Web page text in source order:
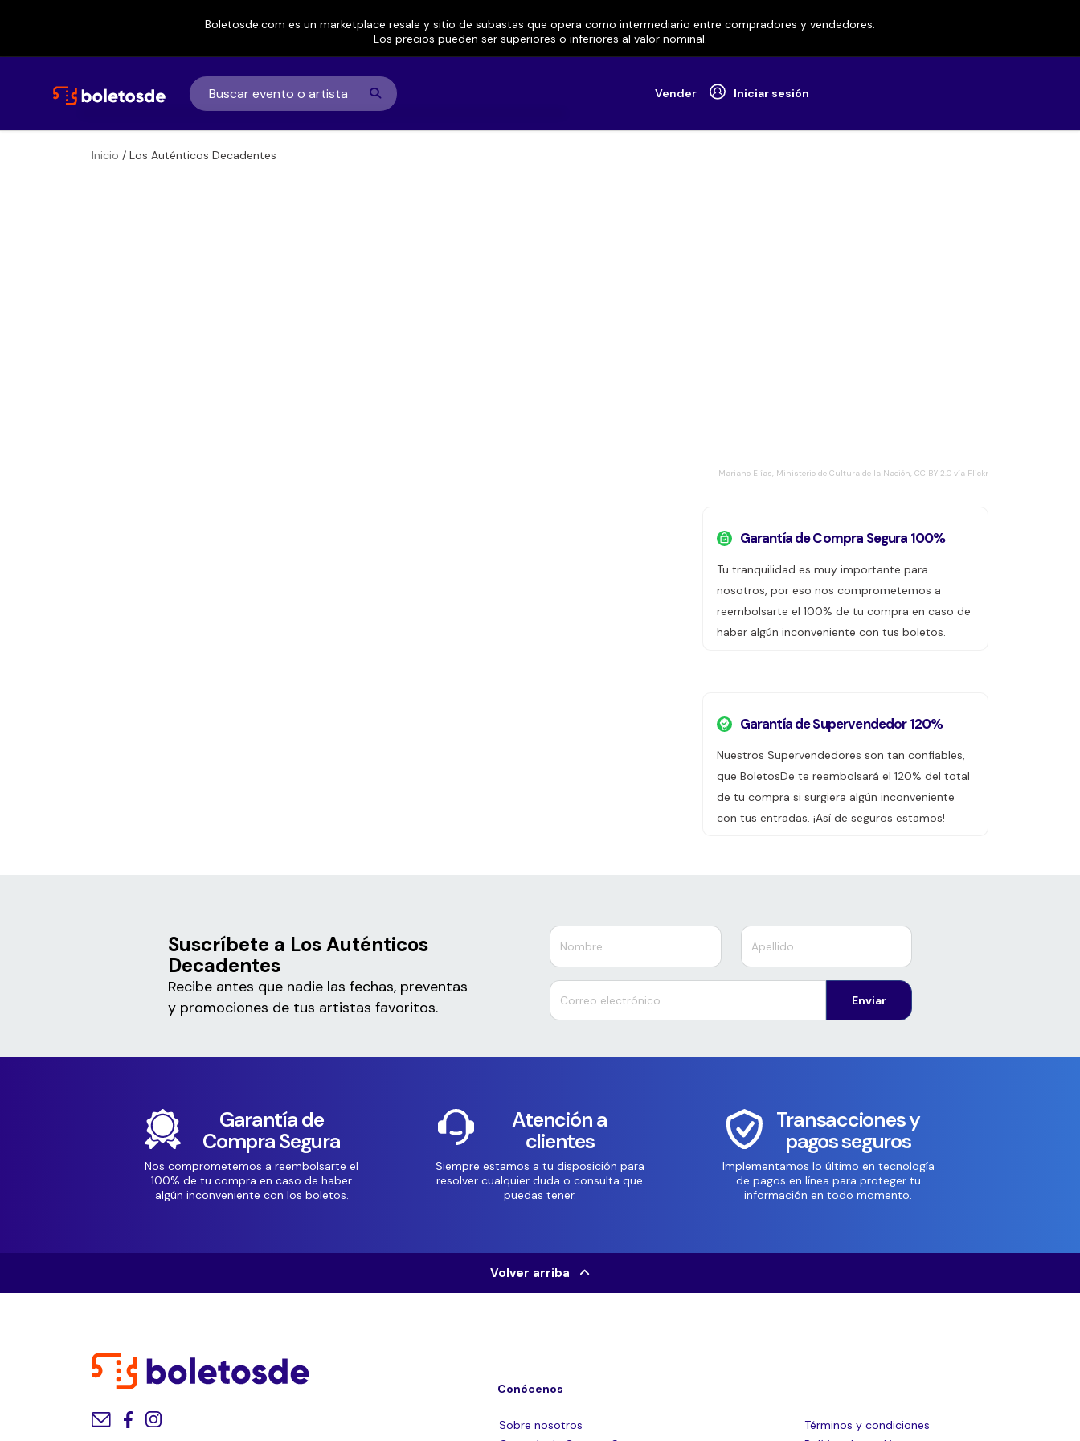
Boletosde.com es un marketplace resale y sitio de subastas que opera como intermediario entre compradores y vendedores.
Los precios pueden ser superiores o inferiores al valor nominal.
Vender Iniciar sesión
Inicio / Los Auténticos Decadentes
Mariano Elías, Ministerio de Cultura de la Nación, CC BY 2.0 vía Flickr
Garantía de Compra Segura 100%
Tu tranquilidad es muy importante para
nosotros, por eso nos comprometemos a
reembolsarte el 100% de tu compra en caso de
haber algún inconveniente con tus boletos.
Garantía de Supervendedor 120%
Nuestros Supervendedores son tan confiables,
que BoletosDe te reembolsará el 120% del total
de tu compra si surgiera algún inconveniente
con tus entradas. ¡Así de seguros estamos!
Suscríbete a Los Auténticos
Decadentes
Recibe antes que nadie las fechas, preventas
y promociones de tus artistas favoritos.
Enviar
Garantía de
Compra Segura
Nos comprometemos a reembolsarte el
100% de tu compra en caso de haber
algún inconveniente con los boletos.
Atención a
clientes
Siempre estamos a tu disposición para
resolver cualquier duda o consulta que
puedas tener.
Transacciones y
pagos seguros
Implementamos lo último en tecnología
de pagos en línea para proteger tu
información en todo momento.
Volver arriba
Conócenos
Sobre nosotros
Términos y condiciones